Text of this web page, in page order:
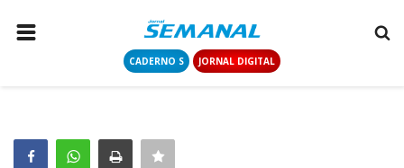
CADERNO S JORNAL DIGITAL
COLUNISTAS